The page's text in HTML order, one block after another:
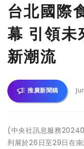
台北國際
幕 引領未
新潮流
推廣新聞稿
(中央社訊息服務
列展於26日至29日在